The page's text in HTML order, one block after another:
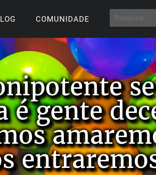
COMUNIDADE
é gente